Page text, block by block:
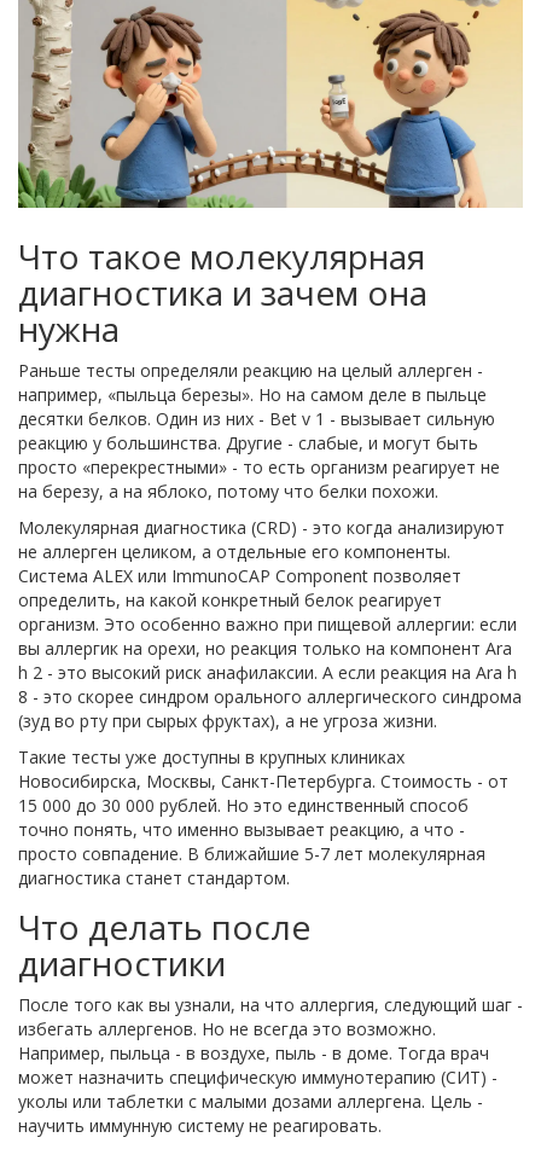
Что такое молекулярная
диагностика и зачем она
нужна
Раньше тесты определяли реакцию на целый аллерген -
например, «пыльца березы». Но на самом деле в пыльце
десятки белков. Один из них - Bet v 1 - вызывает сильную
реакцию у большинства. Другие - слабые, и могут быть
просто «перекрестными» - то есть организм реагирует не
на березу, а на яблоко, потому что белки похожи.
Молекулярная диагностика (CRD) - это когда анализируют
не аллерген целиком, а отдельные его компоненты.
Система ALEX или ImmunoCAP Component позволяет
определить, на какой конкретный белок реагирует
организм. Это особенно важно при пищевой аллергии: если
вы аллергик на орехи, но реакция только на компонент Ara
h 2 - это высокий риск анафилаксии. А если реакция на Ara h
8 - это скорее синдром орального аллергического синдрома
(зуд во рту при сырых фруктах), а не угроза жизни.
Такие тесты уже доступны в крупных клиниках
Новосибирска, Москвы, Санкт-Петербурга. Стоимость - от
15 000 до 30 000 рублей. Но это единственный способ
точно понять, что именно вызывает реакцию, а что -
просто совпадение. В ближайшие 5-7 лет молекулярная
диагностика станет стандартом.
Что делать после
диагностики
После того как вы узнали, на что аллергия, следующий шаг -
избегать аллергенов. Но не всегда это возможно.
Например, пыльца - в воздухе, пыль - в доме. Тогда врач
может назначить специфическую иммунотерапию (СИТ) -
уколы или таблетки с малыми дозами аллергена. Цель -
научить иммунную систему не реагировать.